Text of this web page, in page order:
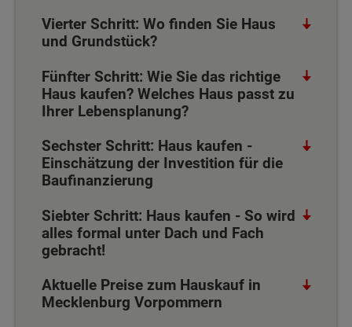
Vierter Schritt: Wo finden Sie Haus
und Grundstück?
Fünfter Schritt: Wie Sie das richtige
Haus kaufen? Welches Haus passt zu
Ihrer Lebensplanung?
Sechster Schritt: Haus kaufen -
Einschätzung der Investition für die
Baufinanzierung
Siebter Schritt: Haus kaufen - So wird
alles formal unter Dach und Fach
gebracht!
Aktuelle Preise zum Hauskauf in
Mecklenburg Vorpommern